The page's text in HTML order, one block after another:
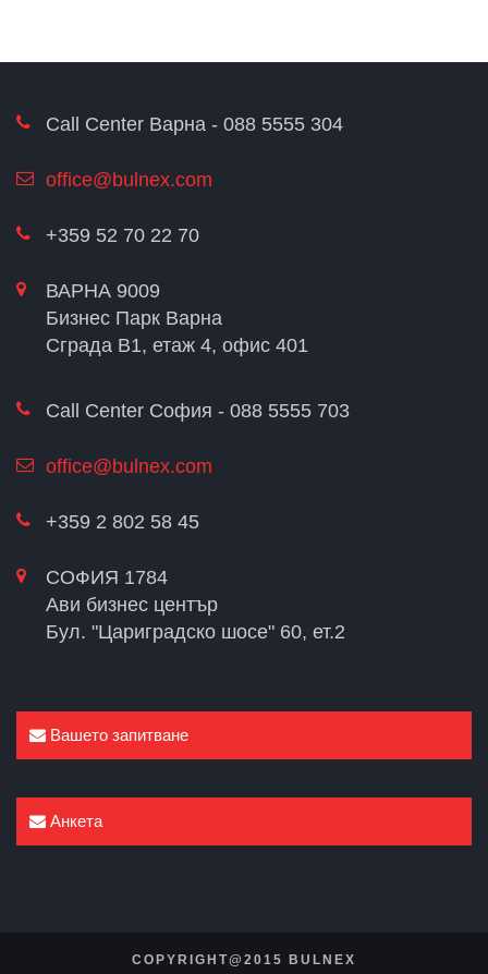
Call Center Варна - 088 5555 304
office@bulnex.com
+359 52 70 22 70
ВАРНА 9009
Бизнес Парк Варна
Сграда В1, етаж 4, офис 401
Call Center София - 088 5555 703
office@bulnex.com
+359 2 802 58 45
СОФИЯ 1784
Ави бизнес център
Бул. "Цариградско шосе" 60, ет.2
Вашето запитване
Анкета
COPYRIGHT@2015 BULNEX